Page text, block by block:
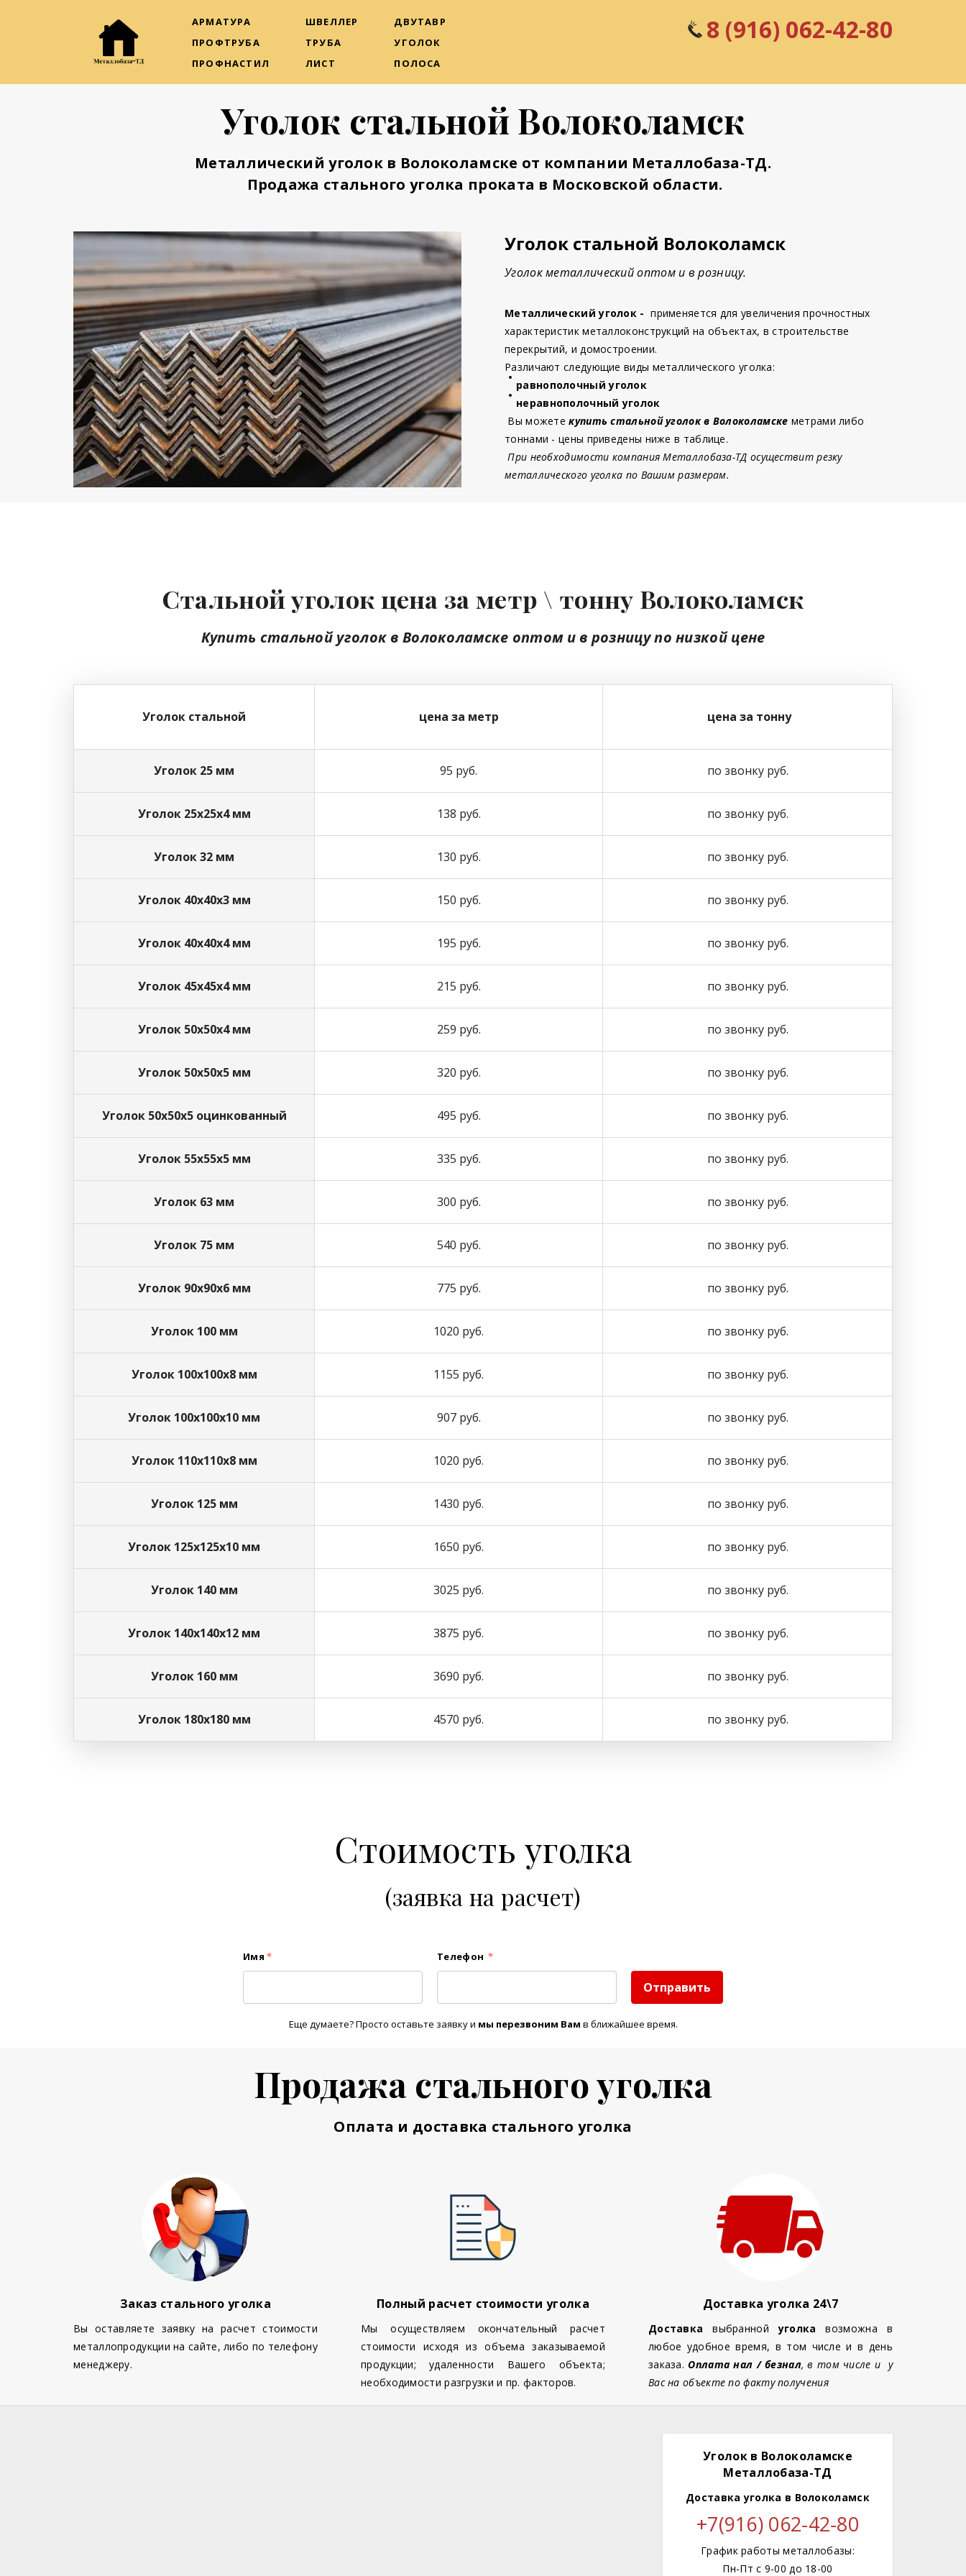
АРМАТУРА
ПРОФТРУБА
ПРОФНАСТИЛ
ШВЕЛЛЕР
ТРУБА
ЛИСТ
ДВУТАВР
УГОЛОК
ПОЛОСА
8 (916) 062-42-80
Уголок стальной Волоколамск
Металлический уголок в Волоколамске от компании Металлобаза-ТД.
Продажа стального уголка проката в Московской области.
Уголок стальной Волоколамск
Уголок металлический оптом и в розницу.
Металлический уголок - применяется для увеличения прочностных
характеристик металлоконструкций на объектах, в строительстве
перекрытий, и домостроении.
Различают следующие виды металлического уголка:
равнополочный уголок
неравнополочный уголок
Вы можетекупить стальной уголок в Волоколамске метрами либо
тоннами - цены приведены ниже в таблице.
При необходимости компания Металлобаза-ТД осуществит резку
металлического уголка по Вашим размерам.
Стальной уголок цена за метр \ тонну Волоколамск
Купить стальной уголок в Волоколамске оптом и в розницу по низкой цене
Уголок стальной цена за метр цена за тонну
Уголок 25 мм 95 руб. по звонку руб.
Уголок 25х25х4 мм 138 руб. по звонку руб.
Уголок 32 мм 130 руб. по звонку руб.
Уголок 40х40х3 мм 150 руб. по звонку руб.
Уголок 40х40х4 мм 195 руб. по звонку руб.
Уголок 45х45х4 мм 215 руб. по звонку руб.
Уголок 50х50х4 мм 259 руб. по звонку руб.
Уголок 50х50х5 мм 320 руб. по звонку руб.
Уголок 50х50х5 оцинкованный 495 руб. по звонку руб.
Уголок 55х55х5 мм 335 руб. по звонку руб.
Уголок 63 мм 300 руб. по звонку руб.
Уголок 75 мм 540 руб. по звонку руб.
Уголок 90х90х6 мм 775 руб. по звонку руб.
Уголок 100 мм 1020 руб. по звонку руб.
Уголок 100х100х8 мм 1155 руб. по звонку руб.
Уголок 100х100х10 мм 907 руб. по звонку руб.
Уголок 110х110х8 мм 1020 руб. по звонку руб.
Уголок 125 мм 1430 руб. по звонку руб.
Уголок 125х125х10 мм 1650 руб. по звонку руб.
Уголок 140 мм 3025 руб. по звонку руб.
Уголок 140х140х12 мм 3875 руб. по звонку руб.
Уголок 160 мм 3690 руб. по звонку руб.
Уголок 180х180 мм 4570 руб. по звонку руб.
Стоимость уголка
(заявка на расчет)
Имя * Телефон *
Отправить
Еще думаете? Просто оставьте заявку и мы перезвоним Вам в ближайшее время.
Продажа стального уголка
Оплата и доставка стального уголка
Заказ стального уголка
Вы оставляете заявку на расчет стоимости
металлопродукции на сайте, либо по телефону
менеджеру.
Полный расчет стоимости уголка
Мы осуществляем окончательный расчет
стоимости исходя из объема заказываемой
продукции; удаленности Вашего объекта;
необходимости разгрузки и пр. факторов.
Доставка уголка 24\7
Доставка выбраннойуголка возможна в
любое удобное время, в том числе и в день
заказа.Оплата нал / безнал, в том числе и у
Вас на объекте по факту получения
Уголок в Волоколамске
Металлобаза-ТД
Доставка уголка в Волоколамск
+7(916) 062-42-80
График работы металлобазы:
Пн-Пт с 9-00 до 18-00